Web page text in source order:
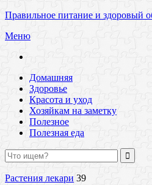
Правильное питание и здоровый
Меню
Домашняя
Здоровье
Красота и уход
Хозяйкам на заметку
Полезное
Полезная еда
Растения лекари 39